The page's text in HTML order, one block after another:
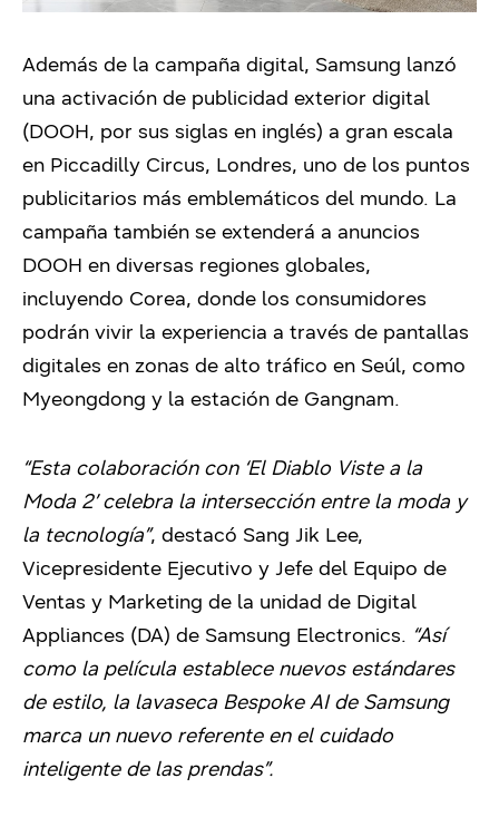
Además de la campaña digital, Samsung lanzó
una activación de publicidad exterior digital
(DOOH, por sus siglas en inglés) a gran escala
en Piccadilly Circus, Londres, uno de los puntos
publicitarios más emblemáticos del mundo. La
campaña también se extenderá a anuncios
DOOH en diversas regiones globales,
incluyendo Corea, donde los consumidores
podrán vivir la experiencia a través de pantallas
digitales en zonas de alto tráfico en Seúl, como
Myeongdong y la estación de Gangnam.
“Esta colaboración con ‘El Diablo Viste a la
Moda 2’ celebra la intersección entre la moda y
la tecnología”, destacó Sang Jik Lee,
Vicepresidente Ejecutivo y Jefe del Equipo de
Ventas y Marketing de la unidad de Digital
Appliances (DA) de Samsung Electronics. “Así
como la película establece nuevos estándares
de estilo, la lavaseca Bespoke AI de Samsung
marca un nuevo referente en el cuidado
inteligente de las prendas”.